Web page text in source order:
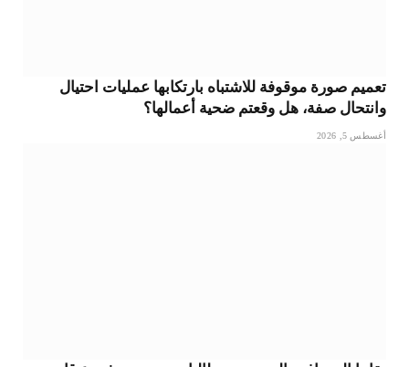
تعميم صورة موقوفة للاشتباه بارتكابها عمليات احتيال
وانتحال صفة، هل وقعتم ضحية أعمالها؟
أغسطس 5, 2026